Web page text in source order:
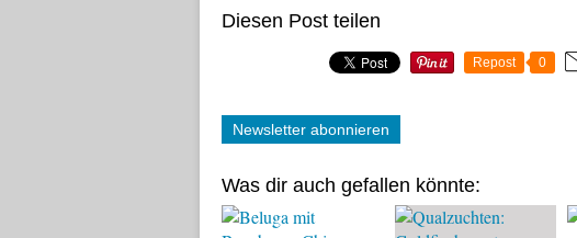
Diesen Post teilen
Repost 0
Newsletter abonnieren
Was dir auch gefallen könnte: